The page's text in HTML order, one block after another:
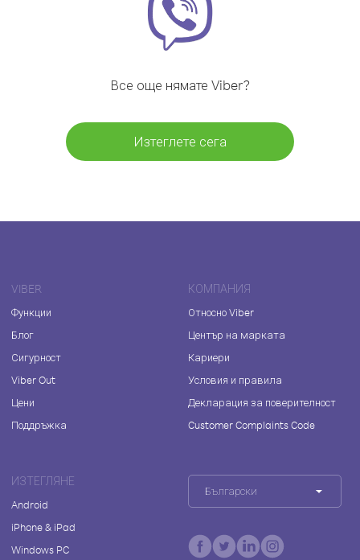
Все още нямате Viber?
Изтеглете сега
VIBER
Функции
Блог
Сигурност
Viber Out
Цени
Поддръжка
КОМПАНИЯ
Относно Viber
Център на марката
Кариери
Условия и правила
Декларация за поверителност
Customer Complaints Code
ИЗТЕГЛЯНЕ
Android
iPhone & iPad
Windows PC
Български